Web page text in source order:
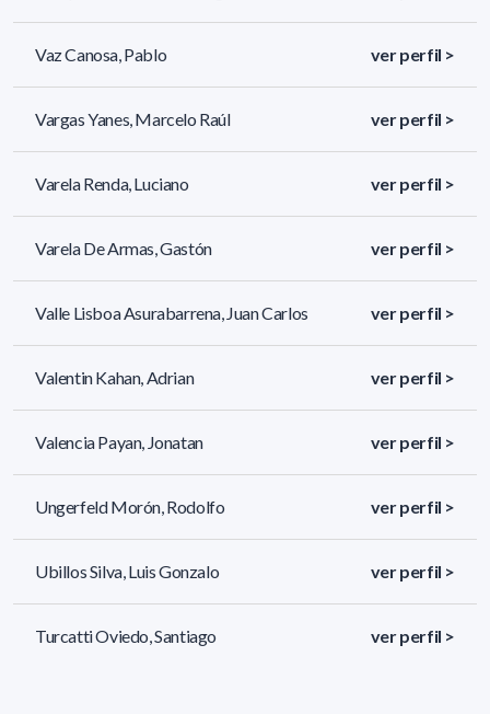
Vaz Canosa, Pablo ver perfil >
Vargas Yanes, Marcelo Raúl ver perfil >
Varela Renda, Luciano ver perfil >
Varela De Armas, Gastón ver perfil >
Valle Lisboa Asurabarrena, Juan Carlos ver perfil >
Valentin Kahan, Adrian ver perfil >
Valencia Payan, Jonatan ver perfil >
Ungerfeld Morón, Rodolfo ver perfil >
Ubillos Silva, Luis Gonzalo ver perfil >
Turcatti Oviedo, Santiago ver perfil >